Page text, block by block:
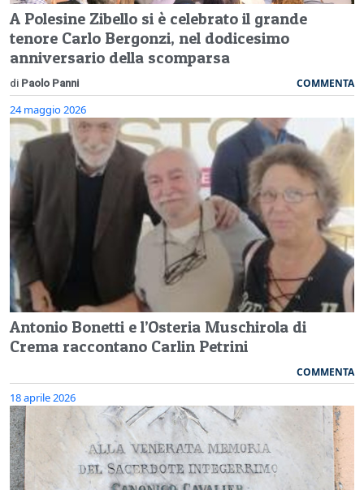
A Polesine Zibello si è celebrato il grande
tenore Carlo Bergonzi, nel dodicesimo
anniversario della scomparsa
di Paolo Panni COMMENTA
24 maggio 2026
Antonio Bonetti e l’Osteria Muschirola di
Crema raccontano Carlin Petrini
COMMENTA
18 aprile 2026